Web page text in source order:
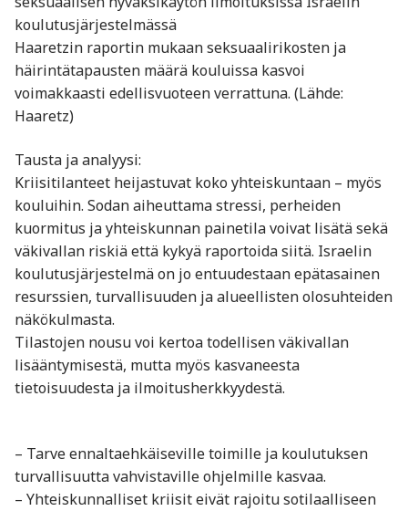
koulutusjärjestelmässä
Haaretzin raportin mukaan seksuaalirikosten ja
häirintätapausten määrä kouluissa kasvoi
voimakkaasti edellisvuoteen verrattuna. (Lähde:
Haaretz)
Tausta ja analyysi:
Kriisitilanteet heijastuvat koko yhteiskuntaan – myös
kouluihin. Sodan aiheuttama stressi, perheiden
kuormitus ja yhteiskunnan painetila voivat lisätä sekä
väkivallan riskiä että kykyä raportoida siitä. Israelin
koulutusjärjestelmä on jo entuudestaan epätasainen
resurssien, turvallisuuden ja alueellisten olosuhteiden
näkökulmasta.
Tilastojen nousu voi kertoa todellisen väkivallan
lisääntymisestä, mutta myös kasvaneesta
tietoisuudesta ja ilmoitusherkkyydestä.
– Tarve ennaltaehkäiseville toimille ja koulutuksen
turvallisuutta vahvistaville ohjelmille kasvaa.
– Yhteiskunnalliset kriisit eivät rajoitu sotilaalliseen